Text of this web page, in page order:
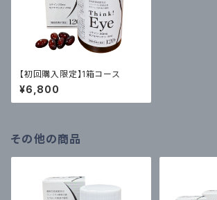
【初回購入限定】1箱コース
¥6,800
その他の商品